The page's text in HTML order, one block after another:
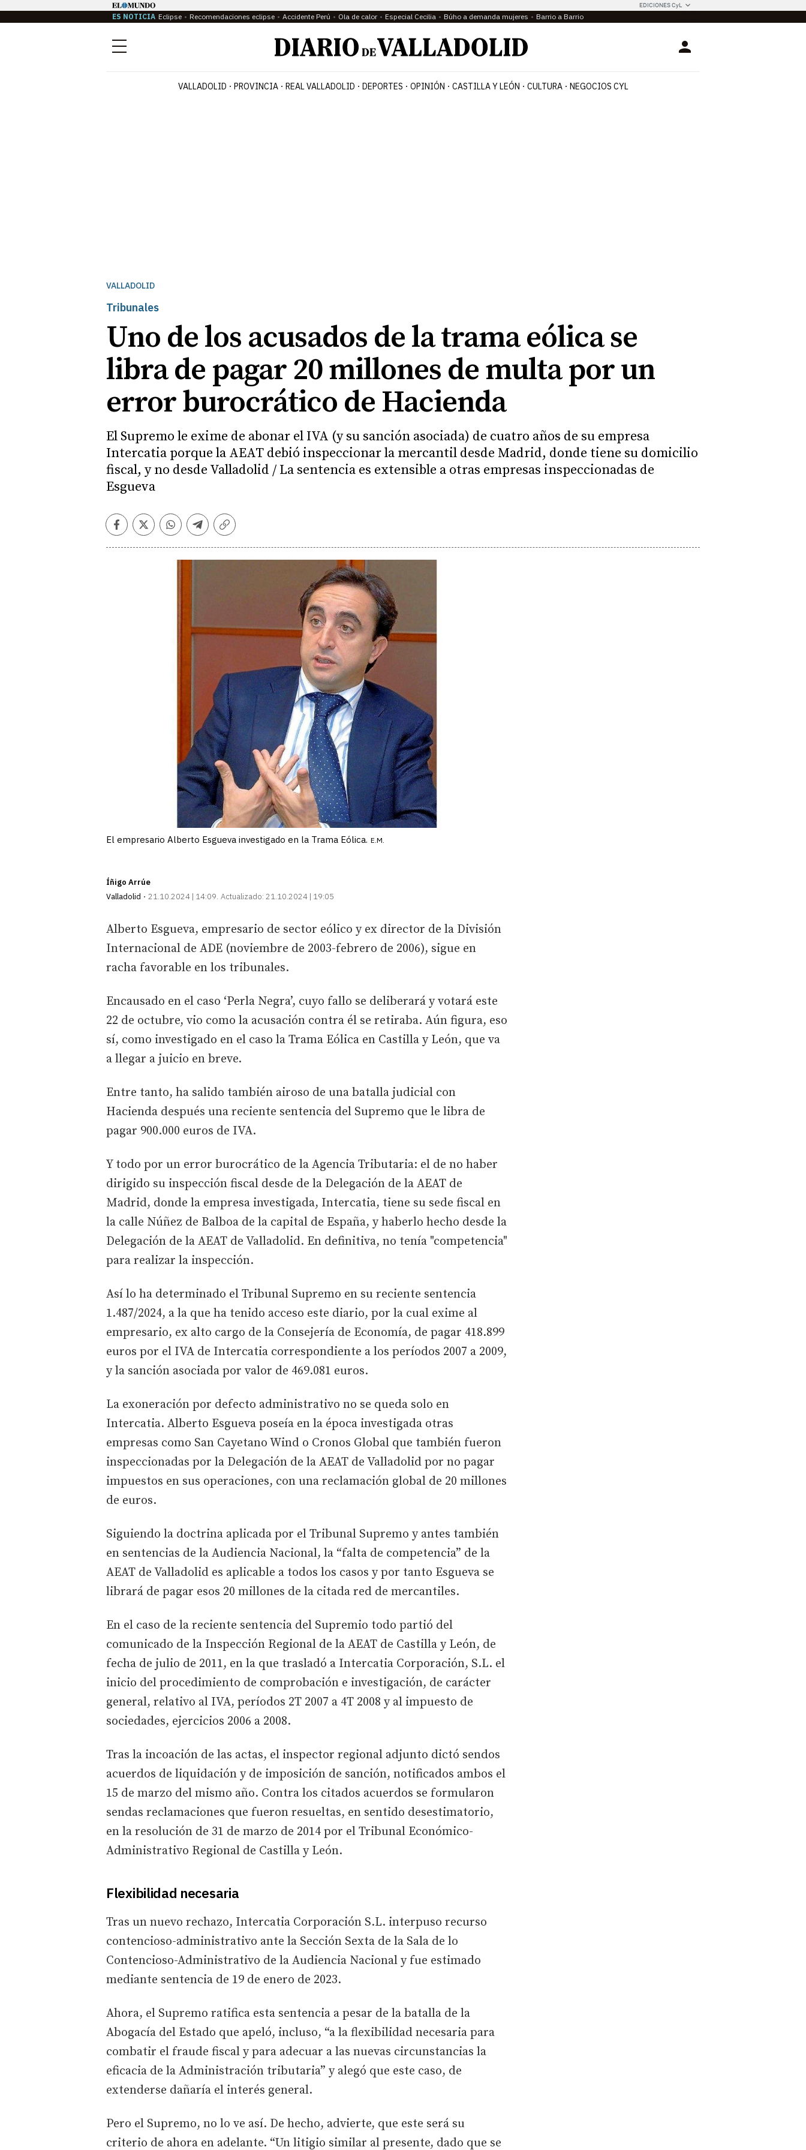
EDICIONES CyL
ES NOTICIA Eclipse Recomendaciones eclipse Accidente Perú Ola de calor Especial Cecilia Búho a demanda mujeres Barrio a Barrio
Menú Login
VALLADOLID PROVINCIA REAL VALLADOLID DEPORTES OPINIÓN CASTILLA Y LEÓN CULTURA NEGOCIOS CYL
VALLADOLID
Tribunales
Uno de los acusados de la trama eólica se
libra de pagar 20 millones de multa por un
error burocrático de Hacienda
El Supremo le exime de abonar el IVA (y su sanción asociada) de cuatro años de su empresa
Intercatia porque la AEAT debió inspeccionar la mercantil desde Madrid, donde tiene su domicilio
fiscal, y no desde Valladolid / La sentencia es extensible a otras empresas inspeccionadas de
Esgueva
Facebook
TwitterWhatsapp
Telegram
Copiar
El empresario Alberto Esgueva investigado en la Trama Eólica. E.M.
Íñigo Arrúe
Valladolid
21.10.2024 | 14:09 Actualizado: 21.10.2024 | 19:05
Alberto Esgueva, empresario de sector eólico y ex director de la División
Internacional de ADE (noviembre de 2003-febrero de 2006), sigue en
racha favorable en los tribunales.
Encausado en el caso ‘Perla Negra’, cuyo fallo se deliberará y votará este
22 de octubre, vio como la acusación contra él se retiraba. Aún figura, eso
sí, como investigado en el caso la Trama Eólica en Castilla y León, que va
a llegar a juicio en breve.
Entre tanto, ha salido también airoso de una batalla judicial con
Hacienda después una reciente sentencia del Supremo que le libra de
pagar 900.000 euros de IVA.
Y todo por un error burocrático de la Agencia Tributaria: el de no haber
dirigido su inspección fiscal desde de la Delegación de la AEAT de
Madrid, donde la empresa investigada, Intercatia, tiene su sede fiscal en
la calle Núñez de Balboa de la capital de España, y haberlo hecho desde la
Delegación de la AEAT de Valladolid. En definitiva, no tenía "competencia"
para realizar la inspección.
Así lo ha determinado el Tribunal Supremo en su reciente sentencia
1.487/2024, a la que ha tenido acceso este diario, por la cual exime al
empresario, ex alto cargo de la Consejería de Economía, de pagar 418.899
euros por el IVA de Intercatia correspondiente a los períodos 2007 a 2009,
y la sanción asociada por valor de 469.081 euros.
La exoneración por defecto administrativo no se queda solo en
Intercatia. Alberto Esgueva poseía en la época investigada otras
empresas como San Cayetano Wind o Cronos Global que también fueron
inspeccionadas por la Delegación de la AEAT de Valladolid por no pagar
impuestos en sus operaciones, con una reclamación global de 20 millones
de euros.
Siguiendo la doctrina aplicada por el Tribunal Supremo y antes también
en sentencias de la Audiencia Nacional, la “falta de competencia” de la
AEAT de Valladolid es aplicable a todos los casos y por tanto Esgueva se
librará de pagar esos 20 millones de la citada red de mercantiles.
En el caso de la reciente sentencia del Supremio todo partió del
comunicado de la Inspección Regional de la AEAT de Castilla y León, de
fecha de julio de 2011, en la que trasladó a Intercatia Corporación, S.L. el
inicio del procedimiento de comprobación e investigación, de carácter
general, relativo al IVA, períodos 2T 2007 a 4T 2008 y al impuesto de
sociedades, ejercicios 2006 a 2008.
Tras la incoación de las actas, el inspector regional adjunto dictó sendos
acuerdos de liquidación y de imposición de sanción, notificados ambos el
15 de marzo del mismo año. Contra los citados acuerdos se formularon
sendas reclamaciones que fueron resueltas, en sentido desestimatorio,
en la resolución de 31 de marzo de 2014 por el Tribunal Económico-
Administrativo Regional de Castilla y León.
Flexibilidad necesaria
Tras un nuevo rechazo, Intercatia Corporación S.L. interpuso recurso
contencioso-administrativo ante la Sección Sexta de la Sala de lo
Contencioso-Administrativo de la Audiencia Nacional y fue estimado
mediante sentencia de 19 de enero de 2023.
Ahora, el Supremo ratifica esta sentencia a pesar de la batalla de la
Abogacía del Estado que apeló, incluso, “a la flexibilidad necesaria para
combatir el fraude fiscal y para adecuar a las nuevas circunstancias la
eficacia de la Administración tributaria” y alegó que este caso, de
extenderse dañaría el interés general.
Pero el Supremo, no lo ve así. De hecho, advierte, que este será su
criterio de ahora en adelante. “Un litigio similar al presente, dado que se